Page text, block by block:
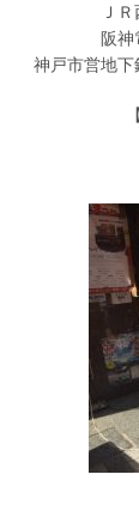
Ｊ
阪
神戸市営地